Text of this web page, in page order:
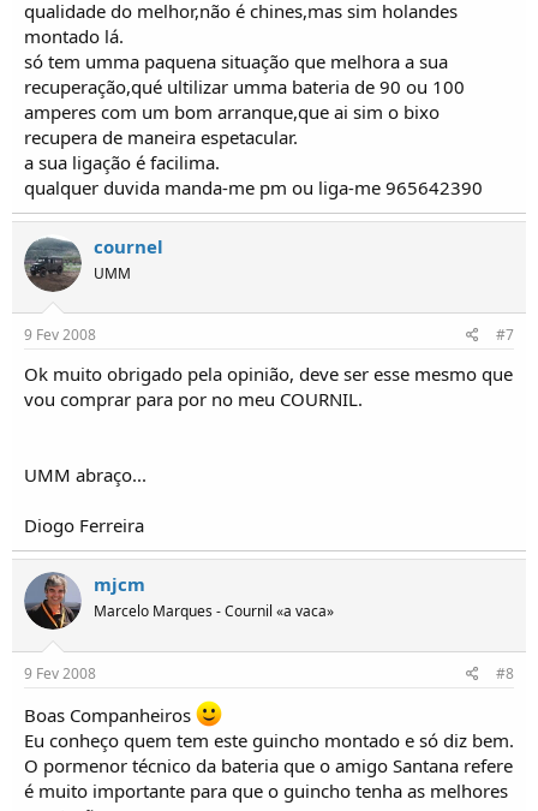
qualidade do melhor,não é chines,mas sim holandes
montado lá.
só tem umma paquena situação que melhora a sua
recuperação,qué ultilizar umma bateria de 90 ou 100
amperes com um bom arranque,que ai sim o bixo
recupera de maneira espetacular.
a sua ligação é facilima.
qualquer duvida manda-me pm ou liga-me 965642390
cournel
UMM
9 Fev 2008 #7
Ok muito obrigado pela opinião, deve ser esse mesmo que
vou comprar para por no meu COURNIL.
UMM abraço...
Diogo Ferreira
mjcm
Marcelo Marques - Cournil «a vaca»
9 Fev 2008 #8
Boas Companheiros
Eu conheço quem tem este guincho montado e só diz bem.
O pormenor técnico da bateria que o amigo Santana refere
é muito importante para que o guincho tenha as melhores